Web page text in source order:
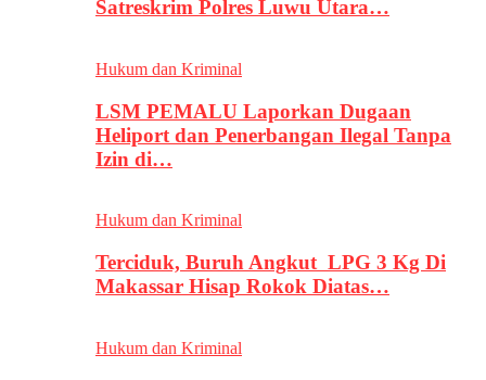
Satreskrim Polres Luwu Utara…
Hukum dan Kriminal
LSM PEMALU Laporkan Dugaan
Heliport dan Penerbangan Ilegal Tanpa
Izin di…
Hukum dan Kriminal
Terciduk, Buruh Angkut LPG 3 Kg Di
Makassar Hisap Rokok Diatas…
Hukum dan Kriminal